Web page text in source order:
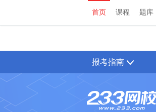
首页 课程 题库
首页 课程 题库
报考指南